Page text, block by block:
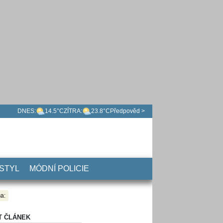
DNES: 14.5°CZÍTRA: 23.8°C Předpověd >
MÓDNÍ POLICIE
ČLÁNEK